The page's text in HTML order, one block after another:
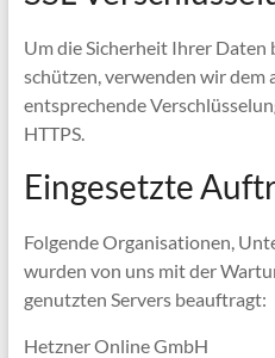
Um die Sicherheit Ihrer Daten
schützen, verwenden wir dem
entsprechende
HTTPS.
Eingesetzte
Folgende Organisationen,
wurden von uns mit der
genutzten Servers beauftragt:
Hetzner Online GmbH